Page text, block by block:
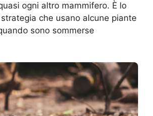
ogni altro mammifero. È lo
che usano alcune piante
sono sommerse